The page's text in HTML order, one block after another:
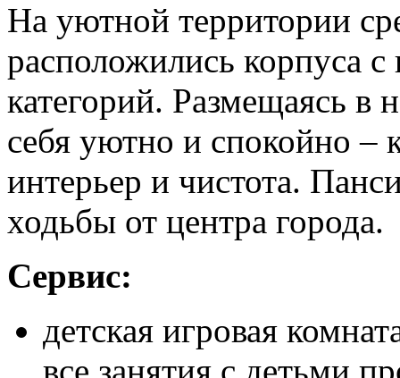
На уютной территории
расположились корпуса
категорий. Размещаясь в
себя уютно и спокойно –
интерьер и чистота.
ходьбы от центра города.
Сервис:
детская игровая